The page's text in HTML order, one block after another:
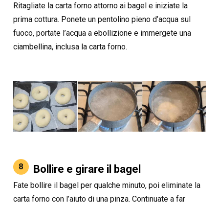
Ritagliate la carta forno attorno ai bagel e iniziate la
prima cottura. Ponete un pentolino pieno d’acqua sul
fuoco, portate l’acqua a ebollizione e immergete una
ciambellina, inclusa la carta forno.
8 Bollire e girare il bagel
Fate bollire il bagel per qualche minuto, poi eliminate la
carta forno con l’aiuto di una pinza. Continuate a far